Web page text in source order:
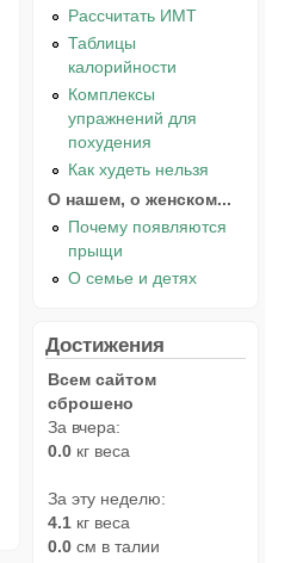
Рассчитать ИМТ
Таблицы
калорийности
Комплексы
упражнений для
похудения
Как худеть нельзя
О нашем, о женском...
Почему появляются
прыщи
О семье и детях
Достижения
Всем сайтом
сброшено
За вчера:
0.0 кг веса
За эту неделю:
4.1 кг веса
0.0 см в талии